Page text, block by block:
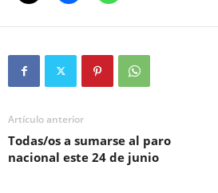
Artículo anterior
Todas/os a sumarse al paro
nacional este 24 de junio